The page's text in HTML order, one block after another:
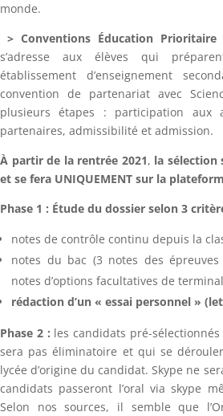
monde.
> Conventions Éducation Prioritaire
s’adresse aux élèves qui
établissement d’enseignement
convention de partenariat avec
plusieurs étapes : participation aux
partenaires, admissibilité et admission.
À partir de la rentrée 2021, la sélection
et se fera UNIQUEMENT sur la
Phase 1 : Étude du dossier selon 3
notes de contrôle continu depuis la
notes du bac (3 notes des
notes d’options facultatives de
rédaction d’un « essai personnel »
Phase 2 : les candidats pré-
sera pas éliminatoire et qui se
lycée d’origine du candidat. Skype ne
candidats passeront l’oral via skype
Selon nos sources, il semble que